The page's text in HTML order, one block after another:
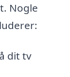
Nogle
dit tv